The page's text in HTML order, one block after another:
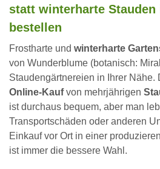
statt winterharte
bestellen
Frostharte und winterharte
von Wunderblume (botanisch:
Staudengärtnereien in Ihrer Nähe.
Online-Kaufvon mehrjährigen
ist durchaus bequem, aber man
Transportschäden oder anderen
Einkauf vor Ort in einer
ist immer die bessere Wahl.